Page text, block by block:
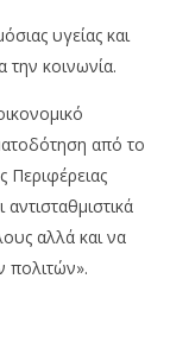
υγείας και
την κοινωνία.
από το
Περιφέρειας
αλλά και να
πολιτών».